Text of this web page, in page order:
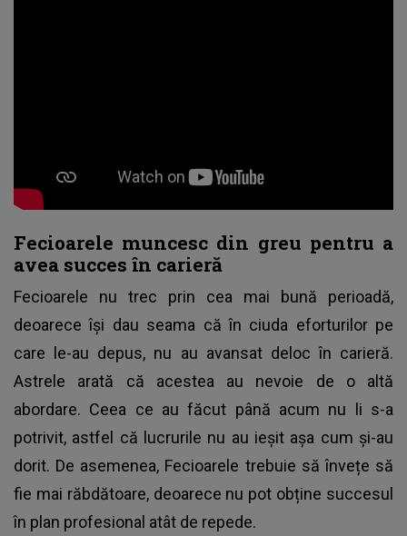
Fecioarele muncesc din greu pentru a
avea succes în carieră
Fecioarele nu trec prin cea mai bună perioadă,
deoarece își dau seama că în ciuda eforturilor pe
care le-au depus, nu au avansat deloc în carieră.
Astrele arată că acestea au nevoie de o altă
abordare. Ceea ce au făcut până acum nu li s-a
potrivit, astfel că lucrurile nu au ieșit așa cum și-au
dorit. De asemenea, Fecioarele trebuie să învețe să
fie mai răbdătoare, deoarece nu pot obține succesul
în plan profesional atât de repede.